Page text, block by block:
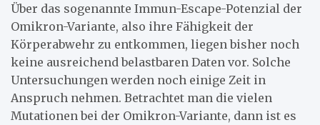
Über das sogenannte Immun-Escape-Potenzial der
Omikron-Variante, also ihre Fähigkeit der
Körperabwehr zu entkommen, liegen bisher noch
keine ausreichend belastbaren Daten vor. Solche
Untersuchungen werden noch einige Zeit in
Anspruch nehmen. Betrachtet man die vielen
Mutationen bei der Omikron-Variante, dann ist es